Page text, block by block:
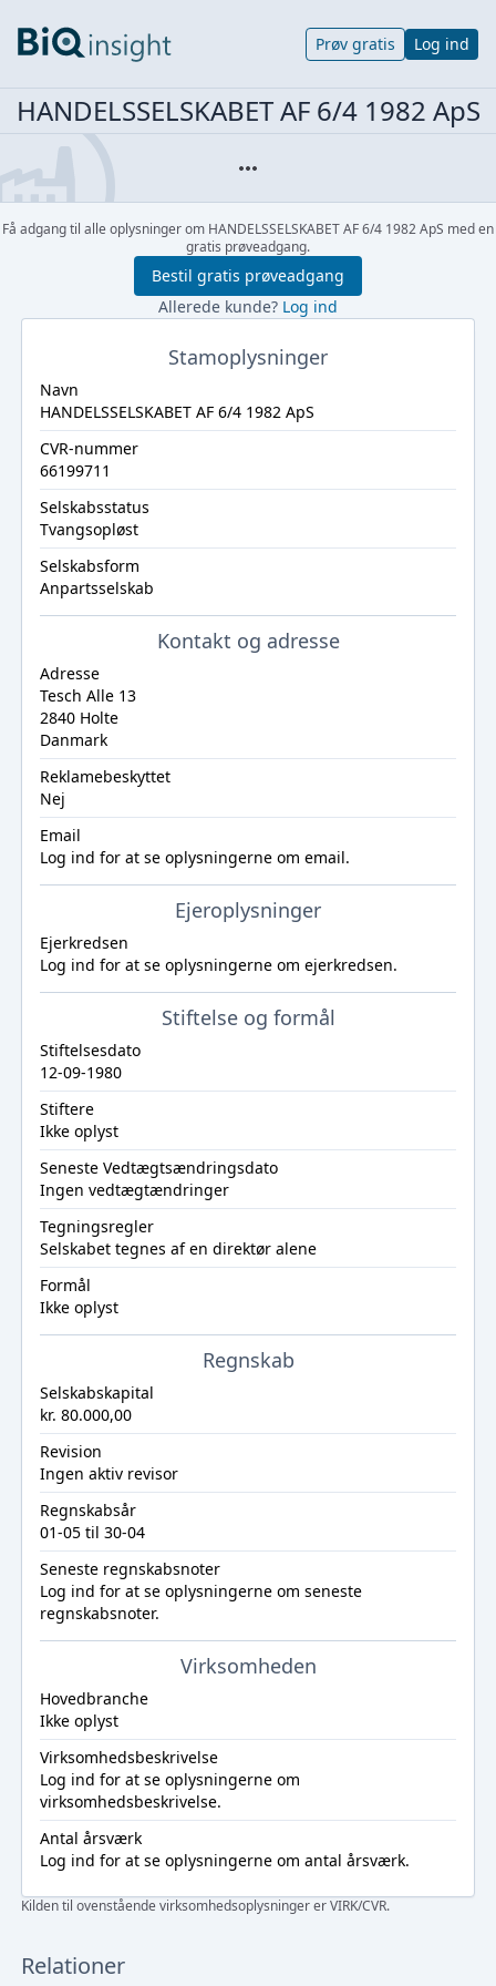
Prøv gratis Log ind
HANDELSSELSKABET AF 6/4 1982 ApS
Få adgang til alle oplysninger om HANDELSSELSKABET AF 6/4 1982 ApS med en
gratis prøveadgang.
Bestil gratis prøveadgang
Allerede kunde? Log ind
Stamoplysninger
Navn
HANDELSSELSKABET AF 6/4 1982 ApS
CVR-nummer
66199711
Selskabsstatus
Tvangsopløst
Selskabsform
Anpartsselskab
Kontakt og adresse
Adresse
Tesch Alle 13
2840 Holte
Danmark
Reklamebeskyttet
Nej
Email
Log ind for at se oplysningerne om email.
Ejeroplysninger
Ejerkredsen
Log ind for at se oplysningerne om ejerkredsen.
Stiftelse og formål
Stiftelsesdato
12-09-1980
Stiftere
Ikke oplyst
Seneste Vedtægtsændringsdato
Ingen vedtægtændringer
Tegningsregler
Selskabet tegnes af en direktør alene
Formål
Ikke oplyst
Regnskab
Selskabskapital
kr. 80.000,00
Revision
Ingen aktiv revisor
Regnskabsår
01-05 til 30-04
Seneste regnskabsnoter
Log ind for at se oplysningerne om seneste
regnskabsnoter.
Virksomheden
Hovedbranche
Ikke oplyst
Virksomhedsbeskrivelse
Log ind for at se oplysningerne om
virksomhedsbeskrivelse.
Antal årsværk
Log ind for at se oplysningerne om antal årsværk.
Kilden til ovenstående virksomhedsoplysninger er VIRK/CVR.
Relationer